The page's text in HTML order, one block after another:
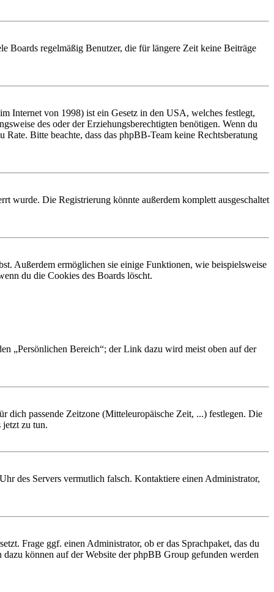
Boards regelmäßig Benutzer, die für längere Zeit keine Beiträge
Internet von 1998) ist ein Gesetz in den USA, welches festlegt,
des oder der Erziehungsberechtigten benötigen. Wenn du
Bitte beachte, dass das phpBB-Team keine Rechtsberatung
wurde. Die Registrierung könnte außerdem komplett ausgeschaltet
Außerdem ermöglichen sie einige Funktionen, wie beispielsweise
du die Cookies des Boards löscht.
„Persönlichen Bereich“; der Link dazu wird meist oben auf der
dich passende Zeitzone (Mitteleuropäische Zeit, ...) festlegen. Die
jetzt zu tun.
des Servers vermutlich falsch. Kontaktiere einen Administrator,
Frage ggf. einen Administrator, ob er das Sprachpaket, das du
können auf der Website der phpBB Group gefunden werden